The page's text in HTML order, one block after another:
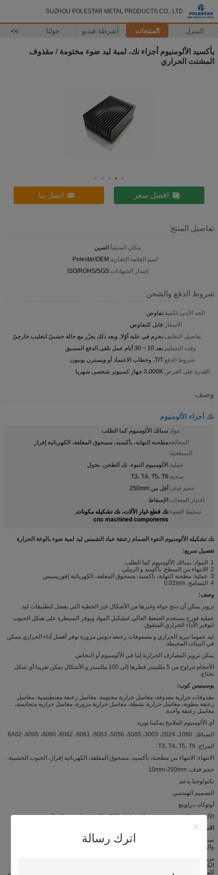
SUZHOU POLESTAR METAL PRODUCTS CO., LTD
المنزل المنتجات أشرطة فيديو حولنا >>
اترك رسالة
بأكسيد الألومنيوم أجزاء نك، لمبة ليد ضوء مختومة / مقذوف
المشتت الحراري
افضل سعر اتصل بنا
تفاصيل المنتج
مكان المنشأ:الصين
اسم العلامة التجارية:Polestar/OEM
إصدار الشهادات:ISO/ROHS/SGS
شروط الدفع والشحن
الحد الأدنى لكمية:تفاوض
الأسعار:قابل للتفاوض
تفاصيل التغليف:يحزم في علبة أوّلا, وبعد ذلك يعزّز مع حالة خشبيّ لتعليب خارجيّ
وقت التسليم:بعد 10 ~ 30 أيام عمل تلقى الدفع المسبق
شروط الدفع:T/T، وخطاب الاعتماد أو ويسترن يونيون
القدرة على العرض:3،000K جهاز كمبيوتر شخصى شهريا
وصف
نك أجزاء الألومنيوم
مواد:سبائك الألومنيوم كما الطلب
المعالجة
السطحية:
مطحنة النهاية، بأكسيد، مسحوق المغلفة، الكهربائية إفراز
عملية:الألومنيوم النتوء، نك الطحن، تحول
سجية:T3، T4، T5، T6
حجم قذف:أقل من 250mm
اختبار المعدات:الإسقاط
تسليط الضوء:نك قطع غيار الآلات، نك تشكيله مكونات,
cnc machined components
نك تشكيله الألومنيوم النتوء الصمام زعنفة عباد الشمس ليد لمبة ضوء بالوعة الحرارة
تفصيل سريع:
1. المواد: سبائك الألومنيوم كما الطلب
2. الانتهاء من السطح: بأكسيد و الرملي
3. عملية: مطحنة النهاية، بأكسيد، مسحوق المغلفة، الكهربائية إفوريسيس
4. التسامح: 0.02mm
وصف:
تزوير يمكن أن تنتج جولة وغيرها من الأشكال غير الخطية التي يفضل لتطبيقات ليد.
عملية فورج يستخدم الضغط العالي لتشكيل المواد ويوفر السيطرة على هيكل الحبوب
لتوفير الأداء الحراري المتفوق.
ليد عموما تبريد الحراري و مصفوفات زعنفة دبوس مزورة توفر أفضل أداء الحراري ممكن
في البيئات المحيطة.
يمكن تزوير المصارف الحرارية إما في الألومنيوم أو النحاس.
الأحجام تتراوح من 5 ملليمتر قطرها إلى 100 ملليمتر و الأشكال يمكن تقريبا أي شكل
تحتاج.
بوسينيس كوب:
مقذوفات حرارية مقذوفة، مغاسل حرارية مختومة، مغاسل زعنفة مغنطيسية، مغاسل
زعنفة مطوية، مغاسل حرارية نشطة، مغاسل حرارية مزورة، مغاسل حرارية متجانسة،
مغاسل زعنفة واحدة.
أي الألومنيوم الملامح يمكننا توريد
السبائك: 1060، 2024، 3003، 5005، 5056، 6063، 6061، 6082، 6060، 6005، 6A02
المزاج: T3، T4، T5، T6
الانتهاء: الانتهاء من مطحنة، بأكسيد، مسحوق المغلفة، الكهربائية إفراز، الحبوب الخشبية.
حجم قذف: 10mm-250mm
تكنولوجيا يدعم
التصميم الهندسي
أوتوكاد، دراوينغ
الألومنيوم الشخصية بعمق معالجة: قطع، اللكم، الحفر، طحن، و افتعال.
الاستعمال:
صناعة الألومنيوم الشخصي المستخدمة في السيارات والقطارات الآلات والإلكترونيات
والطبية وغيرها الصناعية المقدمة.
من حيث المعدات والآلات والأجزاء الميكانيكية والكهربائية، والمنتجات الشمسية
الكهروضوئية، إطارات الألومنيوم والمواد المساعدة الهامة. لدينا أيضا ملامح الألومنيوم
للمشعات، آلات اللياقة البدنية، المباني، أداة الإضاءة، ويندبيبس، أنابيب النفط، على سبيل